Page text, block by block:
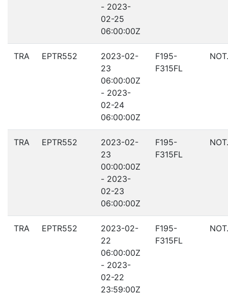
- 2023-
02-25
06:00:00Z
TRA EPTR552
2023-02-
23
06:00:00Z
- 2023-
02-24
06:00:00Z
F195-
F315FL
TRA EPTR552
2023-02-
23
00:00:00Z
- 2023-
02-23
06:00:00Z
F195-
F315FL
TRA EPTR552
2023-02-
22
06:00:00Z
- 2023-
02-22
23:59:00Z
F195-
F315FL